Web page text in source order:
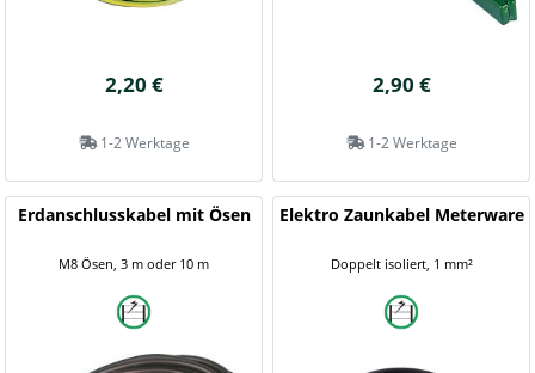
2,20 €
1-2 Werktage
2,90 €
1-2 Werktage
Erdanschlusskabel mit Ösen
M8 Ösen, 3 m oder 10 m
Elektro Zaunkabel Meterware
Doppelt isoliert, 1 mm²